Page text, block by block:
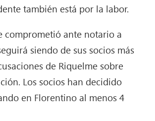
también está por la labor.
comprometió ante notario a
siendo de sus socios más
de Riquelme sobre
Los socios han decidido
en Florentino al menos 4